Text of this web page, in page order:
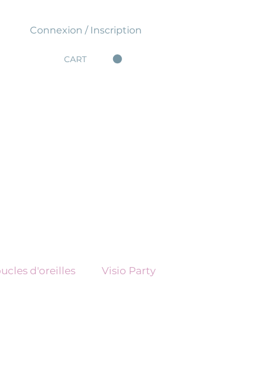
Connexion / Inscription
CART
d'oreilles Visio Party